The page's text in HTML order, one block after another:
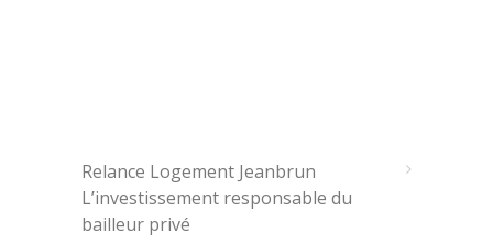
Relance Logement Jeanbrun
L’investissement responsable du
bailleur privé